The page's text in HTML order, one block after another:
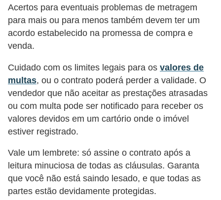
Acertos para eventuais problemas de metragem
para mais ou para menos também devem ter um
acordo estabelecido na promessa de compra e
venda.
Cuidado com os limites legais para os valores de
multas, ou o contrato poderá perder a validade. O
vendedor que não aceitar as prestações atrasadas
ou com multa pode ser notificado para receber os
valores devidos em um cartório onde o imóvel
estiver registrado.
Vale um lembrete: só assine o contrato após a
leitura minuciosa de todas as cláusulas. Garanta
que você não está saindo lesado, e que todas as
partes estão devidamente protegidas.
g
o
a
ç
ã
o
P
o
u
p
a